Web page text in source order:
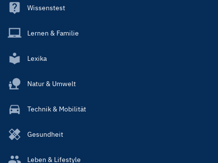
Wissenstest
Lernen & Familie
Lexika
Natur & Umwelt
Technik & Mobilität
Gesundheit
Leben & Lifestyle